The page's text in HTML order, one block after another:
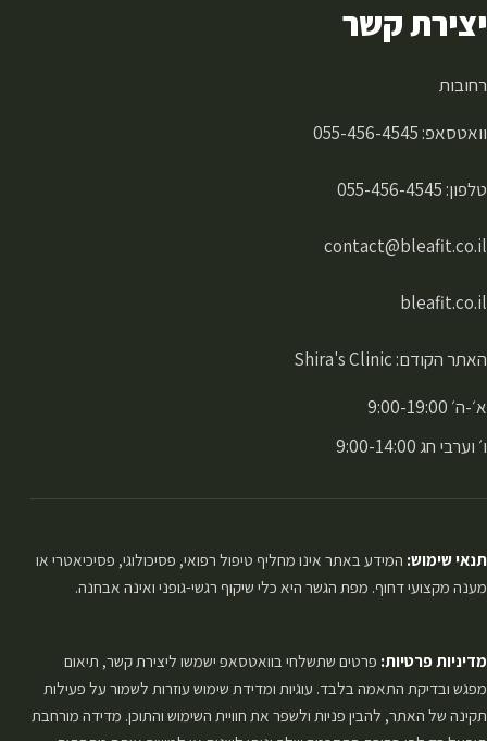
יצירת קשר
רחובות
וואטסאפ: 055-456-4545
טלפון: 055-456-4545
contact@bleafit.co.il
bleafit.co.il
האתר הקודם: Shira's Clinic
א׳-ה׳ 9:00-19:00
ו׳ וערבי חג 9:00-14:00
תנאי שימוש: המידע באתר אינו מחליף טיפול רפואי, פסיכולוגי, פסיכיאטרי או
מענה מקצועי דחוף. מפת הגשר היא כלי שיקוף רגשי-גופני ואינה אבחנה.
מדיניות פרטיות: פרטים שתשלחי בוואטסאפ ישמשו ליצירת קשר, תיאום
מפגש ובדיקת התאמה בלבד. עוגיות ומדידת שימוש עוזרות לשמור על פעילות
תקינה של האתר, להבין פניות ולשפר את חוויית השימוש והתוכן. מדידה מורחבת